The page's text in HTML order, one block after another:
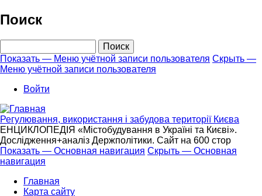
Перейти
к
основному
Поиск
Меню
учётной
записи
пользователя
Показать — Меню учётной записи пользователя Скрыть —
Меню учётной записи пользователя
Войти
Регулювання, використання і забудова території Києва
ЕНЦИКЛОПЕДІЯ «Містобудування в Україні та Києві».
Дослідження+аналіз Держполітики. Сайт на 600 стор
Основная
навигация
Показать — Основная навигация Скрыть — Основная
навигация
Главная
Карта сайту